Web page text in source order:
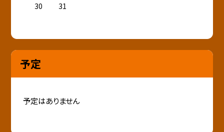
30
31
予定
予定はありません